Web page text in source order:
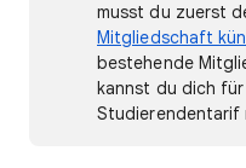
musst du zuerst
Mitgliedschaft
bestehende
kannst du dich
Studierendentarif